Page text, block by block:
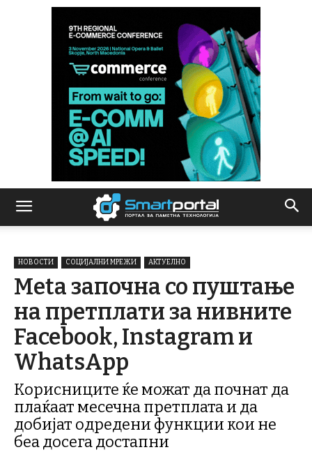
НОВОСТИ СОЦИЈАЛНИ МРЕЖИ АКТУЕЛНО
Meta започна со пуштање
на претплати за нивните
Facebook, Instagram и
WhatsApp
Корисниците ќе можат да почнат да
плаќаат месечна претплата и да
добијат одредени функции кои не
беа досега достапни